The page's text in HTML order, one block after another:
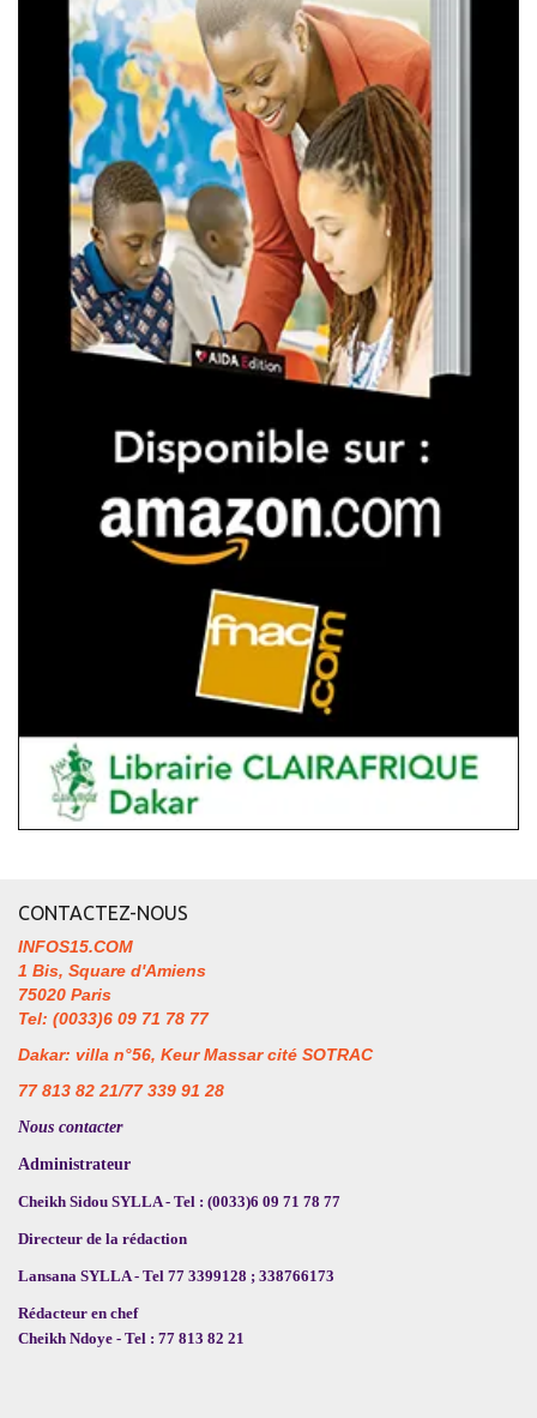
CONTACTEZ-NOUS
INFOS15.COM
1 Bis, Square d'Amiens
75020 Paris
Tel: (0033)6 09 71 78 77
Dakar: villa n°56, Keur Massar cité SOTRAC
77 813 82 21/77 339 91 28
Nous contacter
Administrateur
Cheikh Sidou SYLLA - Tel : (0033)6 09 71 78 77
Directeur de la rédaction
Lansana SYLLA - Tel 77 3399128 ; 338766173
Rédacteur en chef
Cheikh Ndoye - Tel : 77 813 82 21